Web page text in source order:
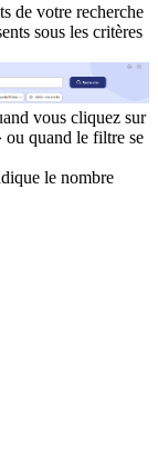
de votre recherche
sous les critères
vous cliquez sur
quand le filtre se
le nombre